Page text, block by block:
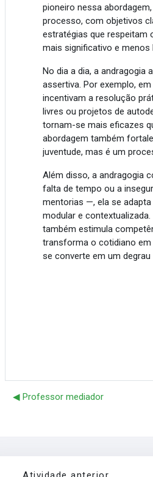
pioneiro nessa
processo, com objetivos
estratégias que respeitam
mais significativo e menos
No dia a dia, a
assertiva. Por exemplo,
incentivam a resolução
livres ou projetos de
tornam-se mais eficazes
abordagem também
juventude, mas é um
Além disso, a andragogia
falta de tempo ou a
mentorias —, ela se
modular e
também estimula
transforma o cotidiano
se converte em um
◀︎ Professor mediador